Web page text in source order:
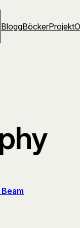
BloggBöckerProjekt